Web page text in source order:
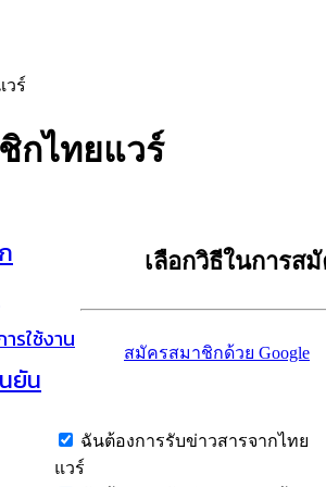
กไทยแวร์
รใช้งาน
ยัน
เลือกวิธีในการส
สมัครสมาชิกด้วย Google
ฉันต้องการรับข่าวสารจากไทย
แวร์